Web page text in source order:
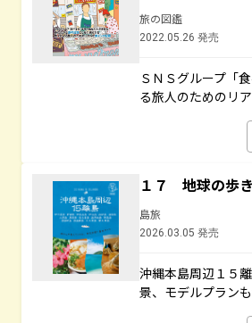
旅の図鑑
2022.05.26 発売
ＳＮＳグループ「
る旅人のためのリ
１７ 地球の歩
島旅
2026.03.05 発売
沖縄本島周辺１５
景、モデルプランも